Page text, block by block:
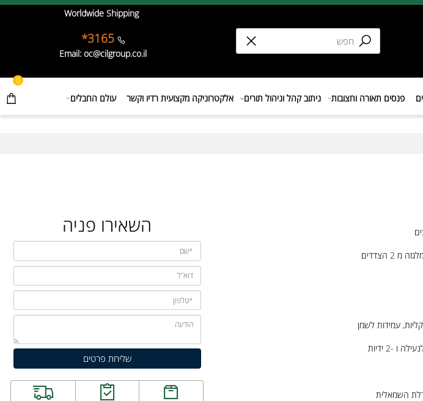
Worldwide Shipping
3165*
Email: oc@cilgroup.co.il
0
פנסים תאורה וחצובות ניתוב קהל וניהול תורים אלקטרוניקה מקצועית רדיו וקשר עולם החבלים
השאירו פניה